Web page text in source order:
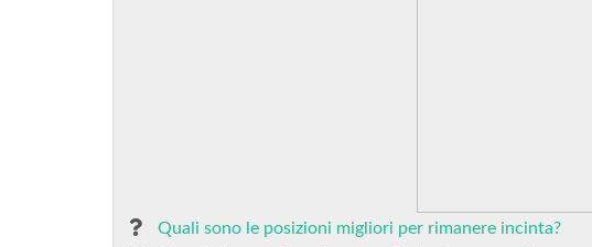
Quali sono le posizioni migliori per rimanere incinta?